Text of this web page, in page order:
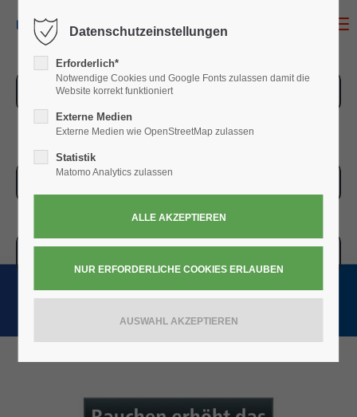
ZUR ÜBERSICHT
Datenschutzeinstellungen
Erforderlich*
Notwendige Cookies und Google Fonts zulassen damit die
Website korrekt funktioniert
Externe Medien
Externe Medien wie OpenStreetMap zulassen
Statistik
Matomo Analytics zulassen